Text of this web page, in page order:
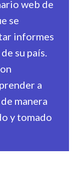
web de
se
informes
su país.
a
manera
y tomado